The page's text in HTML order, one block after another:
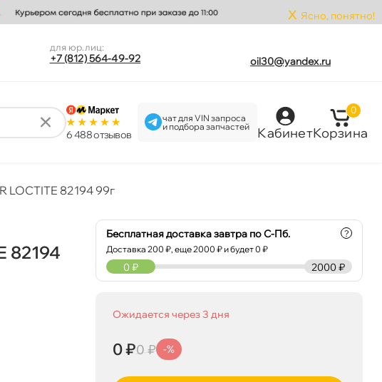
x Ясно, понятно!
для юр.лиц:
+7 (812) 564-49-92 oil30@yandex.ru
6 488 отзыво
чат для VIN запроса
и подбора запчастей
Кабинет
0
Корзина
LOCTITE 82194 99
82194
Бесплатная доставка завтра по С-Пб.
Доставка200 ₽, еще2000 ₽ и будет 0 ₽
?
2000 ₽
0 ₽
Ожидается через 3 дня
0 ₽0 ₽ -%